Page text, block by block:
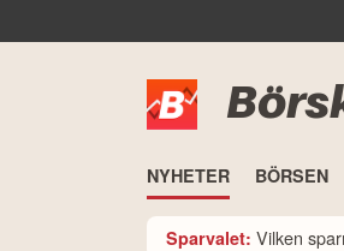
NYHETER BÖRSEN
Sparvalet: Vilken